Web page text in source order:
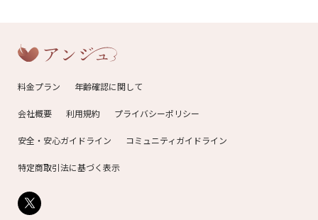
料金プラン 年齢確認に関して
会社概要 利用規約 プライバシーポリシー
安全・安心ガイドライン コミュニティガイドライン
特定商取引法に基づく表示